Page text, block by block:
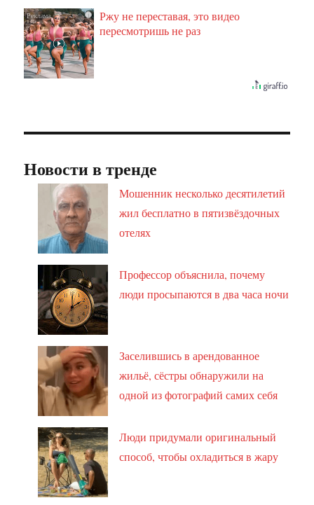
i
Ржу не переставая, это видео
пересмотришь не раз
Новости в тренде
Мошенник несколько десятилетий
жил бесплатно в пятизвёздочных
отелях
Профессор объяснила, почему
люди просыпаются в два часа ночи
Заселившись в арендованное
жильё, сёстры обнаружили на
одной из фотографий самих себя
Люди придумали оригинальный
способ, чтобы охладиться в жару